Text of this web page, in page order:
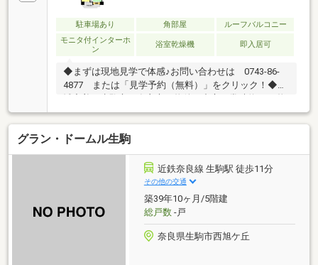
駐車場あり 角部屋
ルーフバルコニー
モニタ付インターホ
ン
浴室乾燥機 即入居可
◆まずは現地見学で体感♪お問い合わせは 0743-86-
4877 または「見学予約（無料）」をクリック！◆地
件を取り扱っております◎インターネット未公開物件
も多数！生駒・奈良エリアでお探しの方は当社へお問
合せ下さい♪◆お住替えの方/売却検討の方必見！当社
では1社完結でお住替えをサポート。売却～購入～引
越までスムーズに☆ ◆住宅ローンのご相談もお任せ下
さい！お勤め先や勤続年数、ご年収等により、借り入
れ可能な金融機関は異なります。専任の住宅ローンア
ドバイザーがお客様に合った最適な金融機関をご紹介
します！
グラン・ドームル生駒
近鉄奈良線 生駒駅 徒歩11分
その他の交通
築39年10ヶ月/5階建
総戸数-戸
奈良県生駒市西旭ケ丘